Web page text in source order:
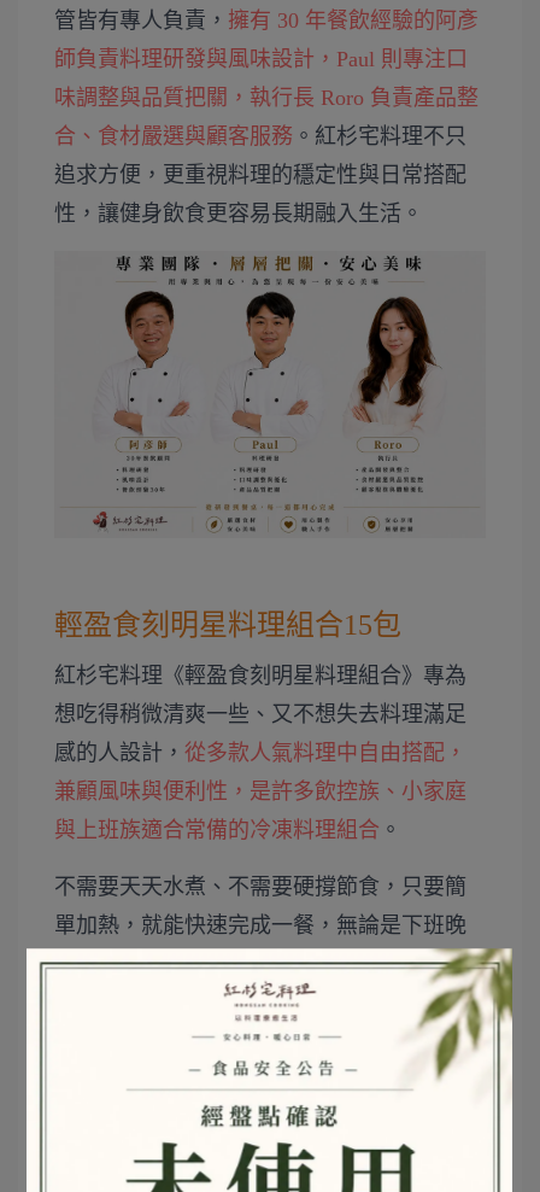
管皆有專人負責， 擁有 30 年餐飲經驗的阿彥
師負責料理研發與風味設計，Paul 則專注口
味調整與品質把關，執行長 Roro 負責產品整
合、食材嚴選與顧客服務 。紅杉宅料理不只
追求方便，更重視料理的穩定性與日常搭配
性，讓健身飲食更容易長期融入生活。
輕盈食刻明星料理組合15包
紅杉宅料理《輕盈食刻明星料理組合》專為
想吃得稍微清爽一些、又不想失去料理滿足
感的人設計， 從多款人氣料理中自由搭配，
兼顧風味與便利性，是許多飲控族、小家庭
與上班族適合常備的冷凍料理組合 。
不需要天天水煮、不需要硬撐節食，只要簡
單加熱，就能快速完成一餐，無論是下班晚
餐、便當備餐或偶爾嘴饞時，都能安心享受